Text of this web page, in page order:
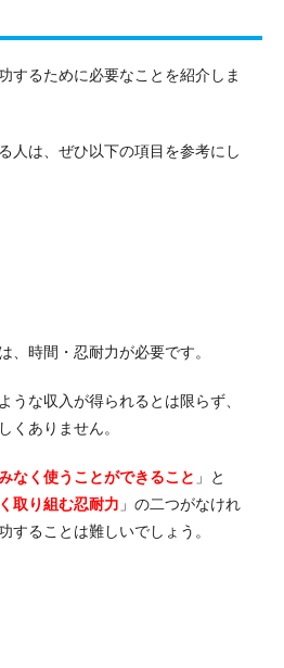
するために必要なことを紹介しま
人は、ぜひ以下の項目を参考にし
、時間・忍耐力が必要です。
うな収入が得られるとは限らず、
くありません。
なく使うことができること 」と
取り組む忍耐力 」の二つがなけれ
することは難しいでしょう。